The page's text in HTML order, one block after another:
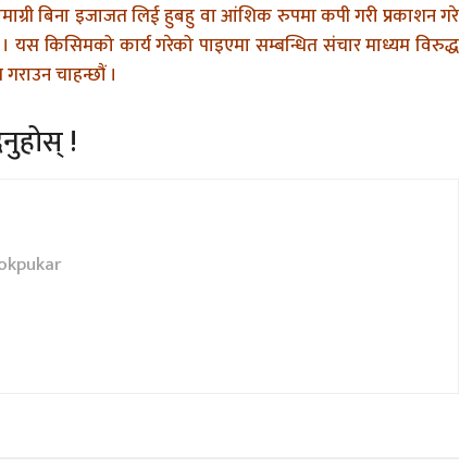
बिना इजाजत लिई हुबहु वा आंशिक रुपमा कपी गरी प्रकाशन गरे
यस किसिमको कार्य गरेको पाइएमा सम्बन्धित संचार माध्यम विरुद्ध
चाहन्छौं ।
!